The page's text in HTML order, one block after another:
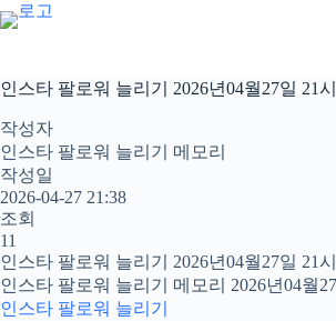
본
문
로
건
너
뛰
기
인스타 팔로워 늘리기 2026년04월27일 21
작성자
인스타 팔로워 늘리기 메모리
작성일
2026-04-27 21:38
조회
11
인스타 팔로워 늘리기 2026년04월27일 21
인스타 팔로워 늘리기 메모리 2026년04월
인스타 팔로워 늘리기